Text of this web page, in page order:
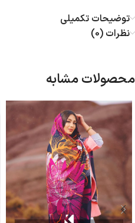
توضیحات تکمیلی
نظرات (0)
محصولات مشابه